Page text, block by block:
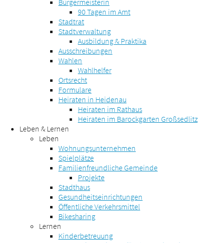
Bürgermeisterin
90 Tagen im Amt
Stadtrat
Stadtverwaltung
Ausbildung & Praktika
Ausschreibungen
Wahlen
Wahlhelfer
Ortsrecht
Formulare
Heiraten in Heidenau
Heiraten im Rathaus
Heiraten im Barockgarten Großsedlitz
Leben & Lernen
Leben
Wohnungsunternehmen
Spielplätze
Familienfreundliche Gemeinde
Projekte
Stadthaus
Gesundheitseinrichtungen
Öffentliche Verkehrsmittel
Bikesharing
Lernen
Kinderbetreuung